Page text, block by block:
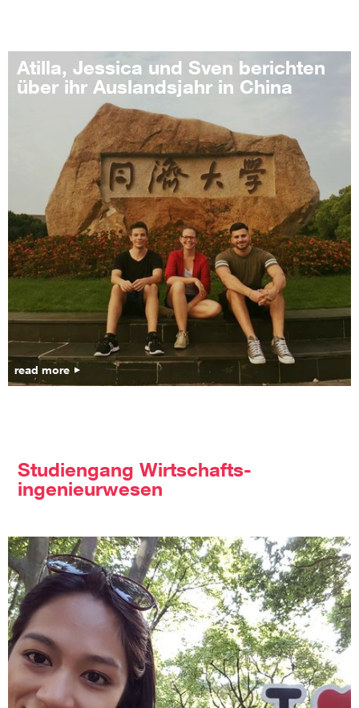
Atilla, Jessica und Sven berichten
über ihr Auslandsjahr in China
read more
Studiengang Wirtschafts-
ingenieurwesen